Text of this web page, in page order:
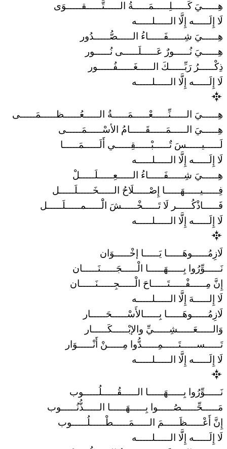
هِـــــيَ كَـــــلِـــــمَـــــةُ الـــــتَّـــــقـــــوَى
لَا إِلَـــــه إِلَّا الـــــلـــــه
هِـــــيَ شِـــــفَـــــاءُ الـــــصُّـــــدُور
هِـــــيَ نُـــــورٌ عَـــــلَـــــى نُـــــور
ذِكْـــــرُ رَبِّـــــكَ الـــــغَـــــفُـــــور
لَا إِلَـــــه إِلَّا الـــــلـــــه
هِـــــيَ الـــــنِّـــــعْـــــمَـــــةُ الـــــعُـــــظـــــمَـــــى
هِـــــيَ الـــــمَـــــقَـــــامُ الأسْـــــمَـــــى
لَـــــيـــــسَ تٌـــــبْـــــقِـــــي أَلَـــــمَـــــا
لَا إِلَـــــه إِلَّا الـــــلـــــه
هِـــــيَ شِـــــفَـــــاءُ الـــــعِـــــلَـــــلْ
فِـــــيـــــهَـــــا إِصْـــــلَاحُ الـــــخَـــــلَـــــل
فَـــــاذْكُـــــر لَا تَـــــخْـــــشَ الَْـــــمـــــلَـــــل
لَا إِلَـــــه إِلَّا الـــــلـــــه
لَازِمُـــــوهَـــــا يَـــــا إخْـــــوَان
نَـــــوِّرُوا بِـــــهَـــــا الْـــــجَـــــنَـــــان
إِنَّ مِـــــفْـــــتَـــــاحَ الْـــــجِـــــنَـــــان
لَا إِلـــــهَ إِلَّا الـــــلـــــه
لَازِمُـــــوهَـــــا بِـــــالأَسْـــــحَـــــار
وَالـــــعَـــــشِـــــيِّ والإبْـــــكَـــــار
تَـــــســـــتَـــــمِـــــدُّوا مِـــــنْ أَنْـــــوَار
لَا إِلَـــــه إِلَّا الـــــلـــــه
نَـــــوِّرُوا بِـــــهَـــــا الـــــقُـــــلُـــــوب
مَـــــحِّـــــصُـــــوا بِـــــهَـــــا الـــــذُّنُـــــوب
إِنَّ أَعْـــــظَـــــمَ الـــــمَـــــطْـــــلُـــــوب
لَا إِلَـــــه إِلَّا الـــــلـــــه